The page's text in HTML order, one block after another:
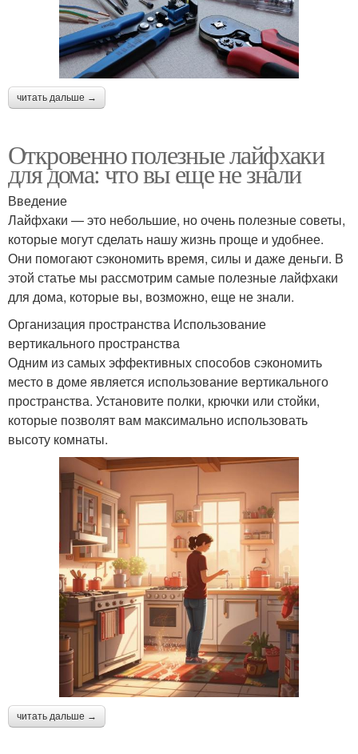
читать дальше →
Откровенно полезные лайфхаки
для дома: что вы еще не знали
Введение
Лайфхаки — это небольшие, но очень полезные советы,
которые могут сделать нашу жизнь проще и удобнее.
Они помогают сэкономить время, силы и даже деньги. В
этой статье мы рассмотрим самые полезные лайфхаки
для дома, которые вы, возможно, еще не знали.
Организация пространства Использование
вертикального пространства
Одним из самых эффективных способов сэкономить
место в доме является использование вертикального
пространства. Установите полки, крючки или стойки,
которые позволят вам максимально использовать
высоту комнаты.
читать дальше →